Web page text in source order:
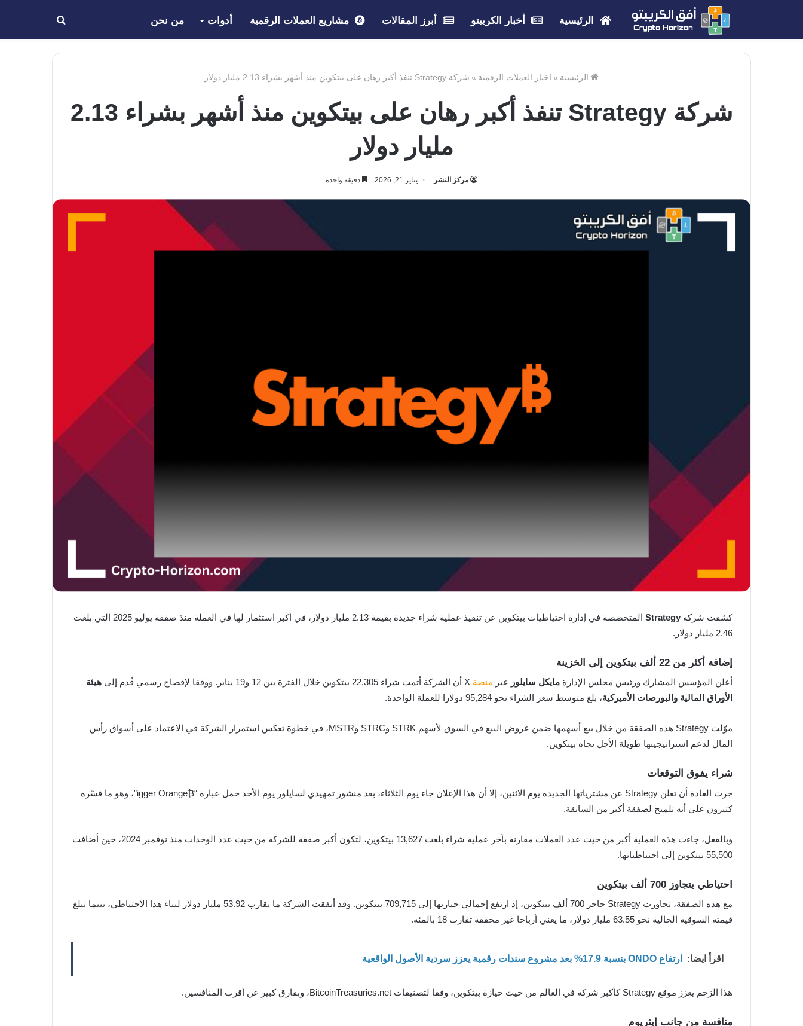
الرئيسية أخبار الكريبتو أبرز المقالات مشاريع العملات الرقمية أدوات من نحن بحث
عن
الرئيسية » اخبار العملات الرقمية » شركة Strategy تنفذ أكبر رهان على بيتكوين منذ أشهر بشراء 2.13 مليار دولار
شركة Strategy تنفذ أكبر رهان على بيتكوين منذ أشهر بشراء 2.13
مليار دولار
مركز النشر يناير 21, 2026 دقيقة واحدة
كشفت شركة Strategy
المتخصصة في إدارة احتياطيات بيتكوين عن تنفيذ عملية شراء جديدة بقيمة 2.13 مليار دولار، في أكبر استثمار لها في العملة منذ صفقة يوليو 2025 التي بلغت
2.46 مليار دولار.
إضافة أكثر من 22 ألف بيتكوين إلى الخزينة
أعلن المؤسس المشارك ورئيس مجلس الإدارة مايكل سايلور عبر منصة
هيئة
الأوراق المالية والبورصات الأميركية، بلغ متوسط سعر الشراء نحو 95,284 دولارا للعملة الواحدة.
موّلت Strategy هذه الصفقة من خلال بيع أسهمها ضمن عروض البيع في السوق لأسهم STRK وSTRC وMSTR، في خطوة تعكس استمرار الشركة في الاعتماد على أسواق رأس
المال لدعم استراتيجيتها طويلة الأجل تجاه بيتكوين.
شراء يفوق التوقعات
جرت العادة أن تعلن Strategy عن مشترياتها الجديدة يوم الاثنين، إلا أن هذا الإعلان جاء يوم الثلاثاء، بعد منشور تمهيدي لسايلور يوم الأحد حمل عبارة “₿igger Orange”، وهو ما فسّره
كثيرون على أنه تلميح لصفقة أكبر من السابقة.
وبالفعل، جاءت هذه العملية أكبر من حيث عدد العملات مقارنة بآخر عملية شراء بلغت 13,627 بيتكوين، لتكون أكبر صفقة للشركة من حيث عدد الوحدات منذ نوفمبر 2024، حين أضافت
55,500 بيتكوين إلى احتياطياتها.
احتياطي يتجاوز 700 ألف بيتكوين
مع هذه الصفقة، تجاوزت Strategy حاجز 700 ألف بيتكوين، إذ ارتفع إجمالي حيازتها إلى 709,715 بيتكوين. وقد أنفقت الشركة ما يقارب 53.92 مليار دولار لبناء هذا الاحتياطي، بينما تبلغ
قيمته السوقية الحالية نحو 63.55 مليار دولار، ما يعني أرباحا غير محققة تقارب 18 بالمئة.
اقرأ ايضا: ارتفاع ONDO بنسبة 17.9% بعد مشروع سندات رقمية يعزز سردية الأصول الواقعية
هذا الزخم يعزز موقع Strategy كأكبر شركة في العالم من حيث حيازة بيتكوين، وفقا لتصنيفات BitcoinTreasuries.net، وبفارق كبير عن أقرب المنافسين.
منافسة من جانب إيثريوم